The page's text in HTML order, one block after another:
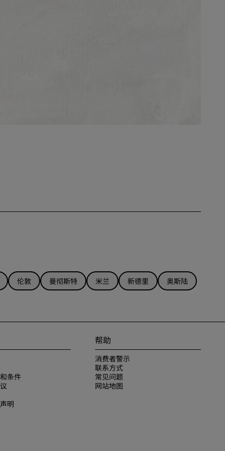
伦敦 曼彻斯特 米兰 新德里 奥斯陆
条件
明
帮助
消费者警示
联系方式
常见问题
网站地图